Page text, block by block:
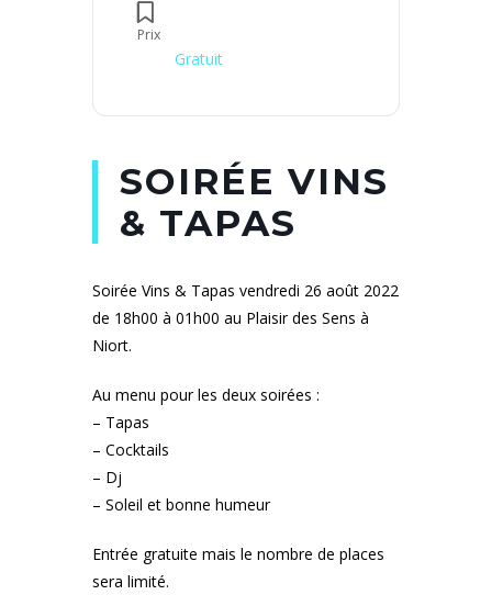
Prix
Gratuit
SOIRÉE VINS
& TAPAS
Soirée Vins & Tapas vendredi 26 août 2022
de 18h00 à 01h00 au Plaisir des Sens à
Niort.
Au menu pour les deux soirées :
– Tapas
– Cocktails
– Dj
– Soleil et bonne humeur
Entrée gratuite mais le nombre de places
sera limité.